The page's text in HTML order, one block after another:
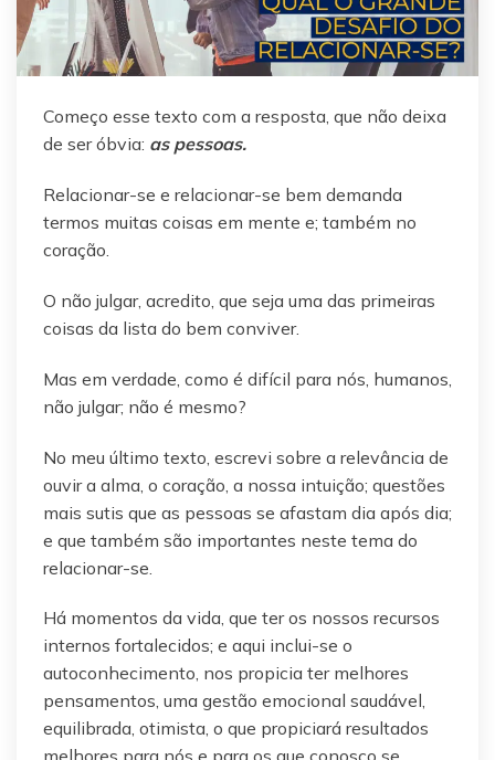
Começo esse texto com a resposta, que não deixa
de ser óbvia: as pessoas.
Relacionar-se e relacionar-se bem demanda
termos muitas coisas em mente e; também no
coração.
O não julgar, acredito, que seja uma das primeiras
coisas da lista do bem conviver.
Mas em verdade, como é difícil para nós, humanos,
não julgar; não é mesmo?
No meu último texto, escrevi sobre a relevância de
ouvir a alma, o coração, a nossa intuição; questões
mais sutis que as pessoas se afastam dia após dia;
e que também são importantes neste tema do
relacionar-se.
Há momentos da vida, que ter os nossos recursos
internos fortalecidos; e aqui inclui-se o
autoconhecimento, nos propicia ter melhores
pensamentos, uma gestão emocional saudável,
equilibrada, otimista, o que propiciará resultados